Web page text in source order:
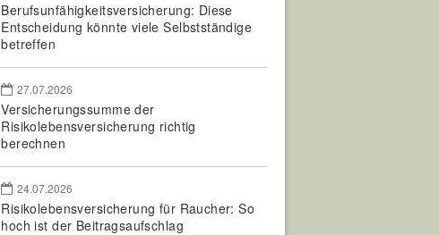
Berufsunfähigkeitsversicherung: Diese
Entscheidung könnte viele Selbstständige
betreffen
27.07.2026
Versicherungssumme der
Risikolebensversicherung richtig
berechnen
24.07.2026
Risikolebensversicherung für Raucher: So
hoch ist der Beitragsaufschlag